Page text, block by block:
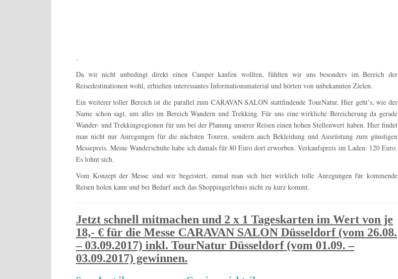
.
Da wir nicht unbedingt direkt einen Camper kaufen wollten, fühlten wir uns besonders im Bereich der
Reisedestinationen wohl, erhielten interessantes Informationsmaterial und hörten von unbekannten Zielen.
Ein weiterer toller Bereich ist die parallel zum CARAVAN SALON stattfindende TourNatur. Hier geht’s, wie der
Name schon sagt, um alles im Bereich Wandern und Trekking. Für uns eine wirkliche Bereicherung da gerade
Wander- und Trekkingregionen für uns bei der Planung unserer Reisen einen hohen Stellenwert haben. Hier findet
man nicht nur Anregungen für die nächsten Touren, sondern auch Bekleidung und Ausrüstung zum günstigen
Messepreis. Meine Wanderschuhe habe ich damals für 80 Euro dort erworben. Verkaufspreis im Laden: 120 Euro.
Es lohnt sich.
Vom Konzept der Messe sind wir begeistert, zumal man sich hier wirklich tolle Anregungen für kommende
Reisen holen kann und bei Bedarf auch das Shoppingerlebnis nicht zu kurz kommt.
Jetzt schnell mitmachen und 2 x 1 Tageskarten im Wert von je
18,- € für die Messe CARAVAN SALON Düsseldorf (vom 26.08.
– 03.09.2017) inkl. TourNatur Düsseldorf (vom 01.09. –
03.09.2017) gewinnen.